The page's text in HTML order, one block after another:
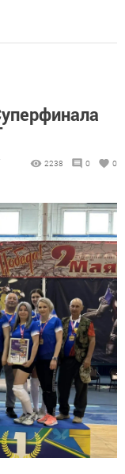
2238 0 0